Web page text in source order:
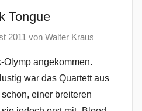
Tongue
2011 von Walter Kraus
Olymp angekommen.
war das Quartett aus
einer breiteren